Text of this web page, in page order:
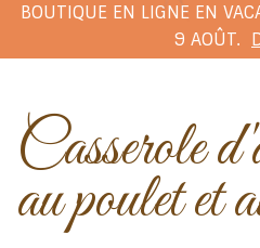
BOUTIQUE EN LIGNE EN
9 AOÛT.
Casserole d'aubergine
au poulet et